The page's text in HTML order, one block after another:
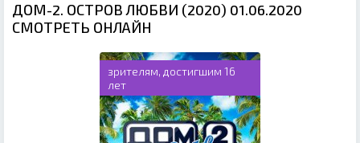
ДОМ-2. ОСТРОВ ЛЮБВИ (2020) 01.06.2020
СМОТРЕТЬ ОНЛАЙН
зрителям, достигшим 16
лет